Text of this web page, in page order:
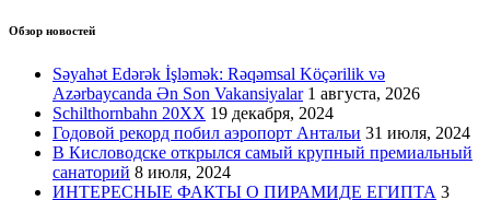
Обзор новостей
Səyahət Edərək İşləmək: Rəqəmsal Köçərilik və
Azərbaycanda Ən Son Vakansiyalar 1 августа, 2026
Schilthornbahn 20XX 19 декабря, 2024
Годовой рекорд побил аэропорт Антальи 31 июля, 2024
В Кисловодске открылся самый крупный премиальный
санаторий 8 июля, 2024
ИНТЕРЕСНЫЕ ФАКТЫ О ПИРАМИДЕ ЕГИПТА 3